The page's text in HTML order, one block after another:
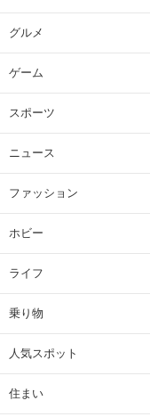
グルメ
ゲーム
スポーツ
ニュース
ファッション
ホビー
ライフ
乗り物
人気スポット
住まい